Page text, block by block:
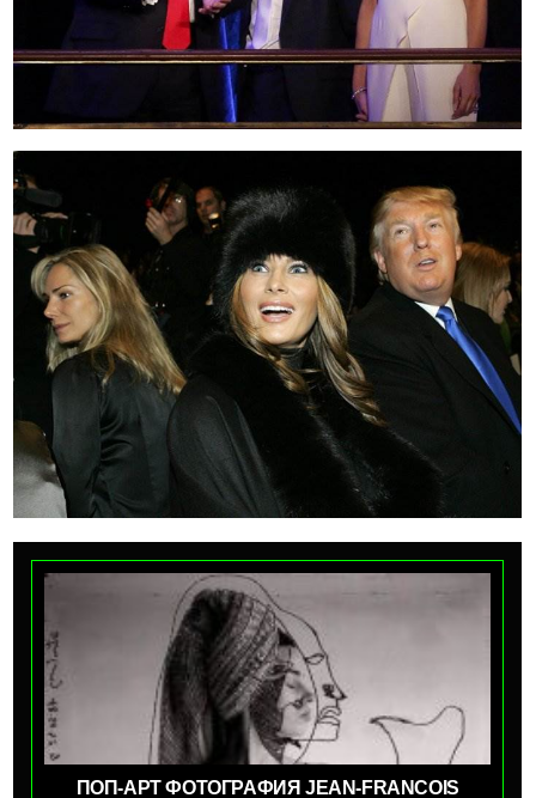
ПОП-АРТ ФОТОГРАФИЯ JEAN-FRANCOIS